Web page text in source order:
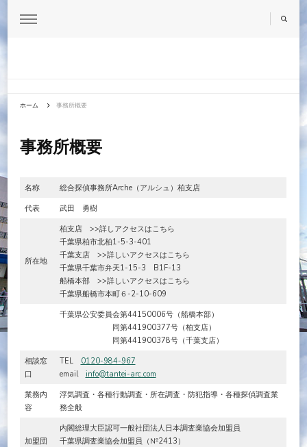
柏市で浮気探偵探すなら
アルシュ柏支部
ホーム 事務所概要
事務所概要
名称
総合探偵事務所Arche（アルシュ）柏支店
代表
武田 勇樹
所在地
柏支店 >>詳しアクセスはこちら
千葉県柏市北柏1-5-3-401
千葉支店 >>詳しいアクセスはこちら
千葉県千葉市弁天1-15-3 B1F-13
船橋本部 >>詳しいアクセスはこちら
千葉県船橋市本町６-2-10-609
千葉県公安委員会第44150006号（船橋本部）
同第441900377号（柏支店）
同第441900378号（千葉支店）
相談窓
口
TEL 0120-984-967
email info@tantei-arc.com
業務内
容
浮気調査・各種行動調査・所在調査・防犯指導・各種探偵調査業
務全般
加盟団
内閣総理大臣認可一般社団法人日本調査業協会加盟員
千葉県調査業協会加盟員（№2413）